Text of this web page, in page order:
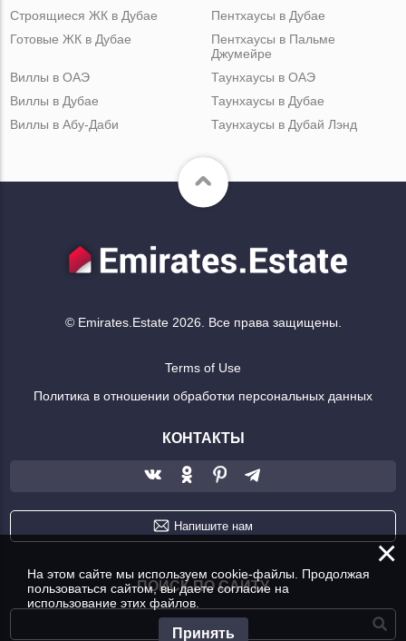
Строящиеся ЖК в Дубае
Готовые ЖК в Дубае
Пентхаусы в Дубае
Пентхаусы в Пальме
Джумейре
Виллы в ОАЭ
Виллы в Дубае
Виллы в Абу-Даби
Таунхаусы в ОАЭ
Таунхаусы в Дубае
Таунхаусы в Дубай Лэнд
© Emirates.Estate 2026. Все права защищены.
Terms of Use
Политика в отношении обработки персональных данных
КОНТАКТЫ
Напишите нам
ПОИСК ПО САЙТУ
×
На этом сайте мы используем cookie-файлы. Продолжая
пользоваться сайтом, вы даете согласие на
использование этих файлов.
Принять